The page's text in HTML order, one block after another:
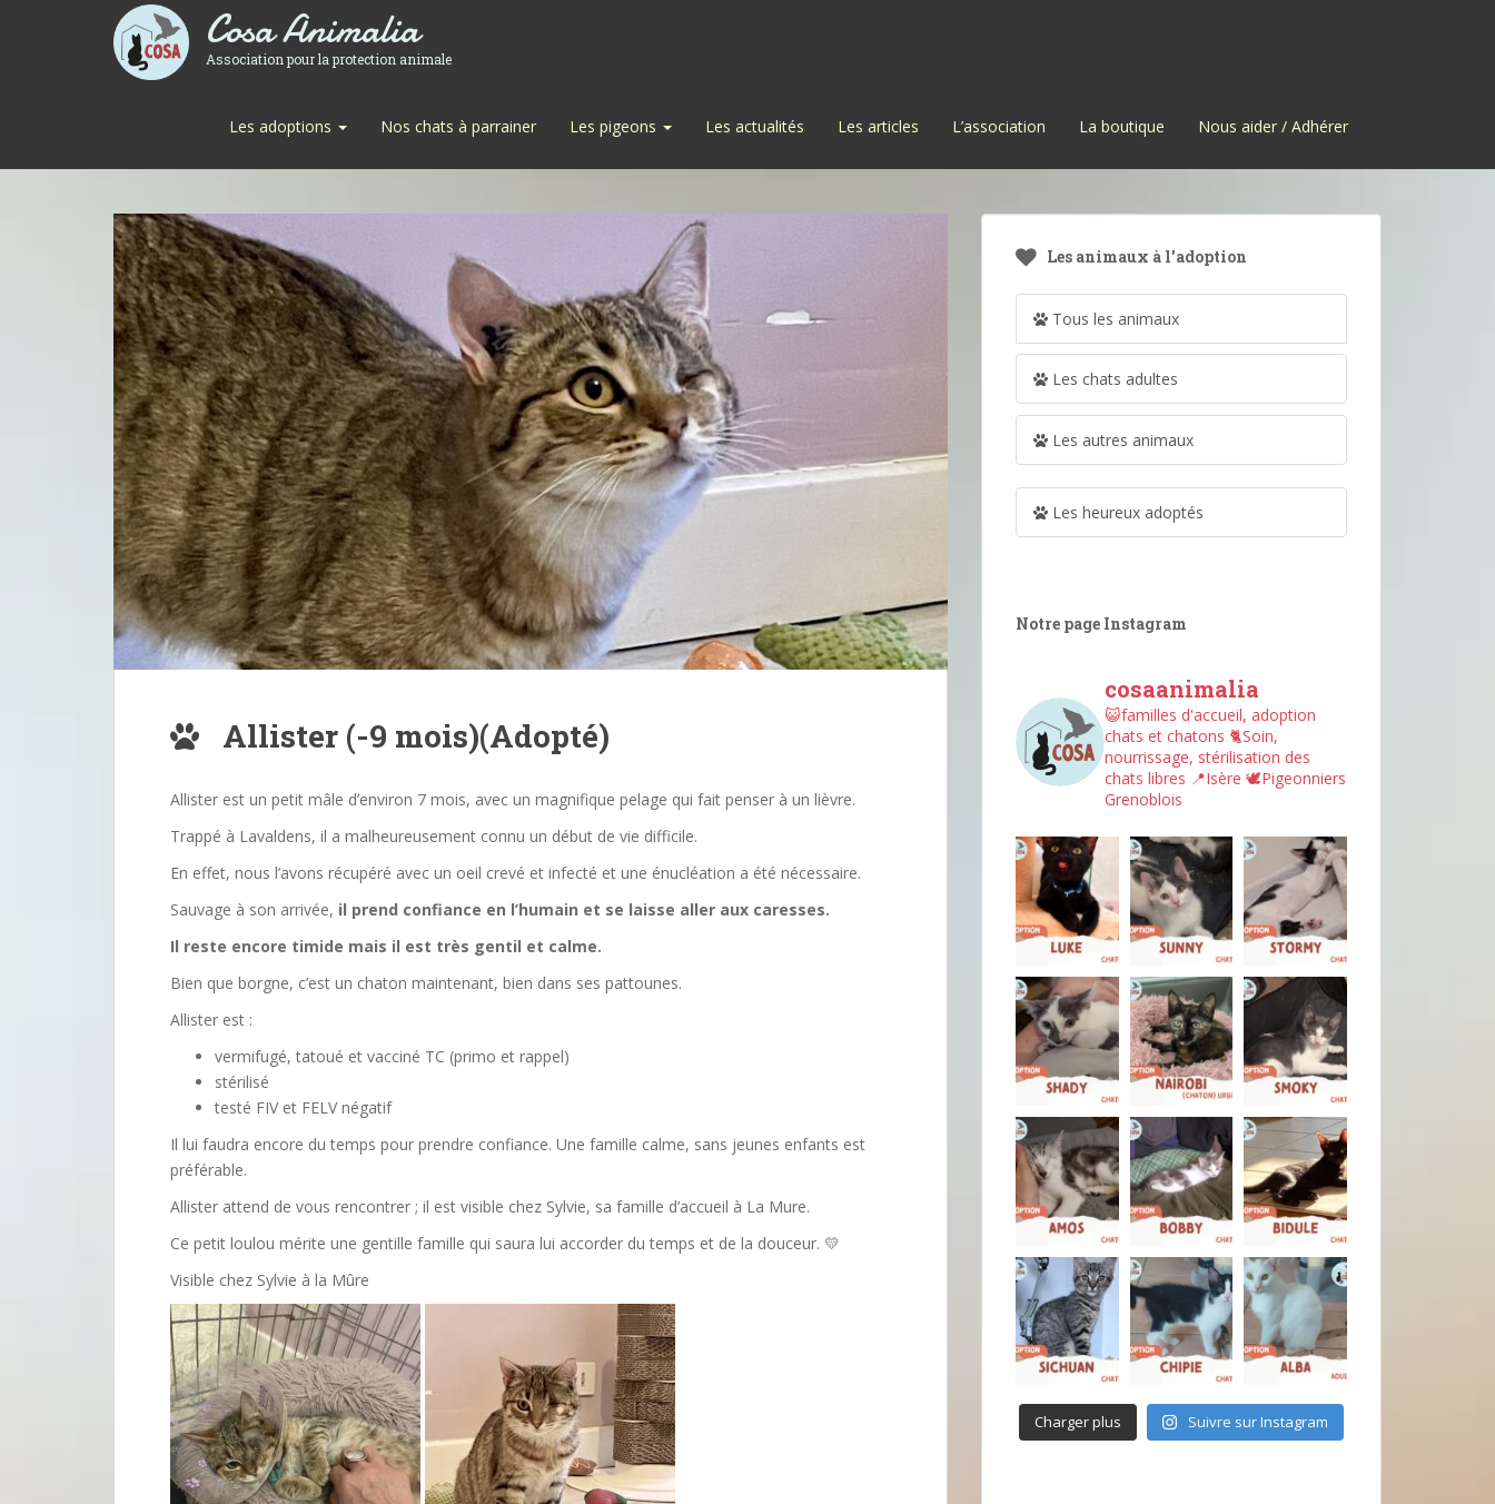
Cosa Animalia
Association pour la protection animale
Les adoptions Nos chats à parrainer Les pigeons Les actualités Les articles L’association La boutique Nous aider / Adhérer
Allister (-9 mois)(Adopté)
Allister est un petit mâle d’environ 7 mois, avec un magnifique pelage qui fait penser à un lièvre.
Trappé à Lavaldens, il a malheureusement connu un début de vie difficile.
En effet, nous l’avons récupéré avec un oeil crevé et infecté et une énucléation a été nécessaire.
Sauvage à son arrivée, il prend confiance en l’humain et se laisse aller aux caresses.
Il reste encore timide mais il est très gentil et calme.
Bien que borgne, c’est un chaton maintenant, bien dans ses pattounes.
Allister est :
vermifugé, tatoué et vacciné TC (primo et rappel)
stérilisé
testé FIV et FELV négatif
Il lui faudra encore du temps pour prendre confiance. Une famille calme, sans jeunes enfants est
préférable.
Allister attend de vous rencontrer ; il est visible chez Sylvie, sa famille d’accueil à La Mure.
Ce petit loulou mérite une gentille famille qui saura lui accorder du temps et de la douceur. 💛
Visible chez Sylvie à la Mûre
Les animaux à l’adoption
Tous les animaux
Les chats adultes
Les autres animaux
Les heureux adoptés
Notre page Instagram
cosaanimalia
😺familles d'accueil, adoption
chats et chatons 🐈Soin,
nourrissage, stérilisation des
chats libres 📍Isère 🕊︎Pigeonniers
Grenoblois
Charger plus Suivre sur Instagram